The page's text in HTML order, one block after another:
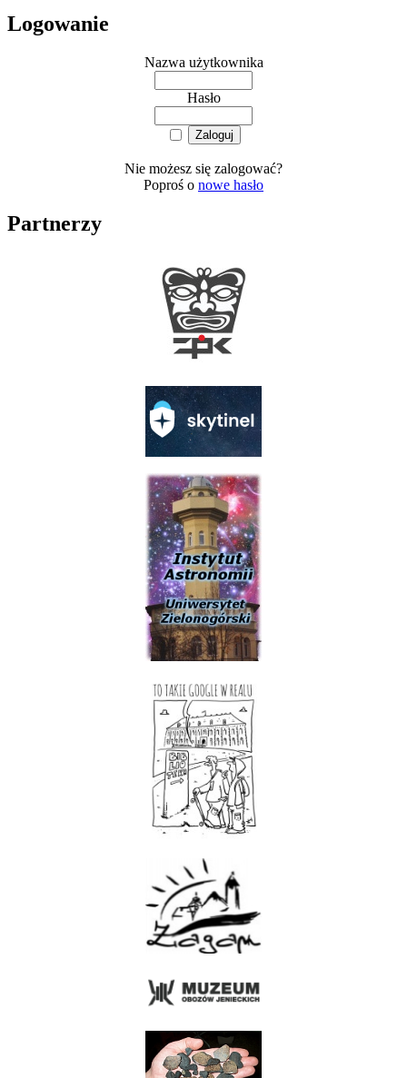
Logowanie
Nazwa użytkownika
Hasło
Nie możesz się zalogować?
Poproś o nowe hasło
Partnerzy